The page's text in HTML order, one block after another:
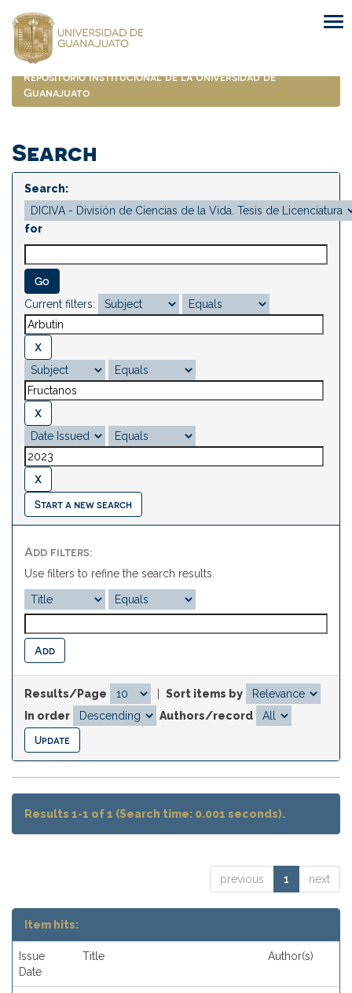
navigation
Repositorio Institucional de la Universidad de
Guanajuato
Search
Search:
for
Current filters:
Start a new search
Add filters:
Use filters to refine the search results.
Results/Page
Sort items by
In order
Authors/record
Results 1-1 of 1 (Search time: 0.001 seconds).
previous 1 next
Item hits:
Issue
Date
Title Author(s)